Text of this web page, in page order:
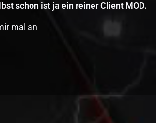
schon ist ja ein reiner Client MOD.
mal an